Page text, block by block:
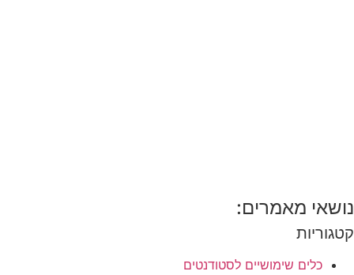
נושאי מאמרים:
קטגוריות
כלים שימושיים לסטודנטים